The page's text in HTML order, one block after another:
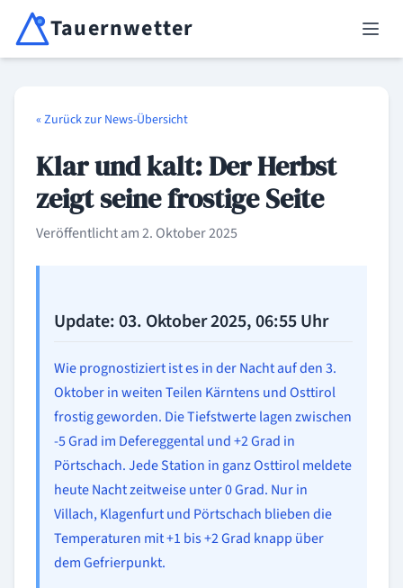
Tauernwetter
Unabhängiger Wetterdienst für Kärnten, Osttirol & Alpenregion
« Zurück zur News-Übersicht
Klar und kalt: Der Herbst
zeigt seine frostige Seite
Veröffentlicht am 2. Oktober 2025
Update: 03. Oktober 2025, 06:55 Uhr
Wie prognostiziert ist es in der Nacht auf den 3.
Oktober in weiten Teilen Kärntens und Osttirol
frostig geworden. Die Tiefstwerte lagen zwischen
-5 Grad im Defereggental und +2 Grad in
Pörtschach. Jede Station in ganz Osttirol meldete
heute Nacht zeitweise unter 0 Grad. Nur in
Villach, Klagenfurt und Pörtschach blieben die
Temperaturen mit +1 bis +2 Grad knapp über
dem Gefrierpunkt.